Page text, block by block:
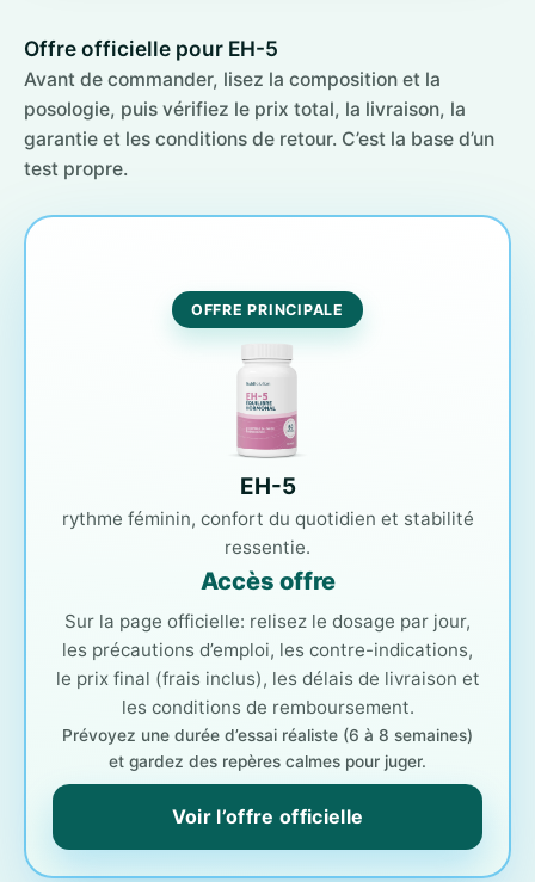
Offre officielle pour EH-5
Avant de commander, lisez la composition et la
posologie, puis vérifiez le prix total, la livraison, la
garantie et les conditions de retour. C’est la base d’un
test propre.
OFFRE PRINCIPALE
EH-5
rythme féminin, confort du quotidien et stabilité
ressentie.
Accès offre
Sur la page officielle: relisez le dosage par jour,
les précautions d’emploi, les contre-indications,
le prix final (frais inclus), les délais de livraison et
les conditions de remboursement.
Prévoyez une durée d’essai réaliste (6 à 8 semaines)
et gardez des repères calmes pour juger.
Voir l’offre officielle